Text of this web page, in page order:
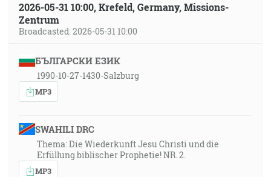
2026-05-31 10:00, Krefeld, Germany, Missions-
Zentrum
Broadcasted: 2026-05-31 10:00
БЪЛГАРСКИ ЕЗИК
1990-10-27-1430-Salzburg
MP3
SWAHILI DRC
Thema: Die Wiederkunft Jesu Christi und die
Erfüllung biblischer Prophetie! NR. 2.
MP3